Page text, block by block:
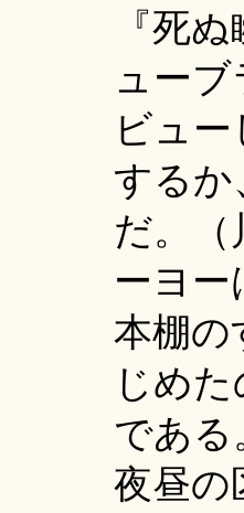
『死
ュー
ビュ
するか
だ。（
ーヨ
本棚の
じめ
であ
夜昼の